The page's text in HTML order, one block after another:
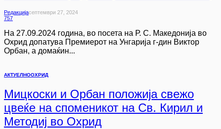
РедакцијаСептември 27, 2024
757
На 27.09.2024 година, во посета на Р. С. Македонија во
Охрид допатува Премиерот на Унгарија г-дин Виктор
Орбан, а домаќин...
АКТУЕЛНООХРИД
Мицкоски и Орбан положија свежо
цвеќе на споменикот на Св. Кирил и
Методиј во Охрид